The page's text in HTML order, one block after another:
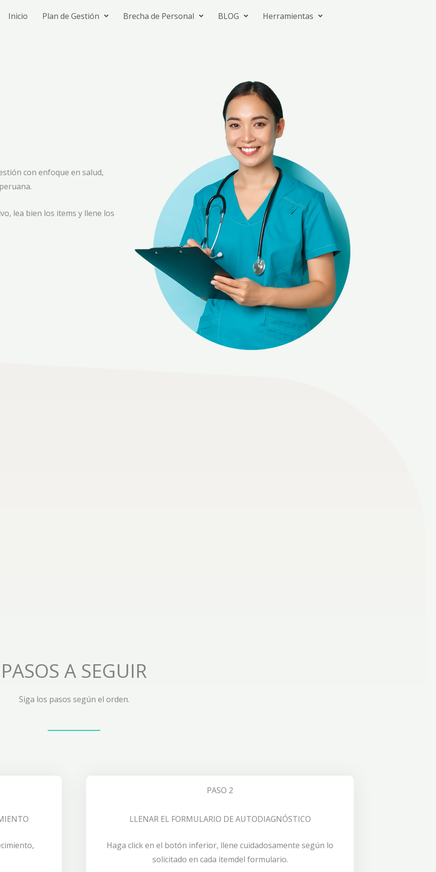
Inicio Plan de Gestión Brecha de Personal BLOG Herramientas
con enfoque en salud,
lea bien los items y llene los
PASOS A SEGUIR
Siga los pasos según el orden.
PASO 2
LLENAR EL FORMULARIO DE AUTODIAGNÓSTICO
Haga click en el botón inferior, llene cuidadosamente según lo
solicitado en cada itemdel formulario.